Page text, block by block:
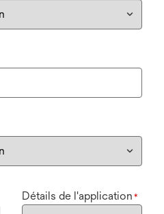
Détails de l'application *